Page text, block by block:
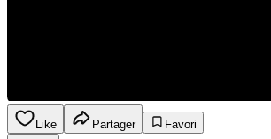
Like Partager
Favori